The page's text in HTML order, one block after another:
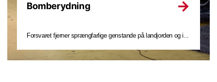
Bomberydning
Forsvaret fjerner sprængfarlige genstande på landjorden og i...